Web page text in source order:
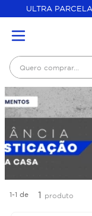
ULTRA
Quero comprar...
1-1 de 1 produto